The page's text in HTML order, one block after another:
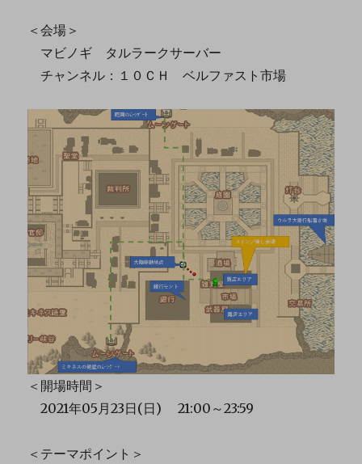
＜会場＞
マビノギ タルラークサーバー
チャンネル：１０ＣＨ ベルファスト市場
＜開場時間＞
2021年05月23日(日) 21:00～23:59
＜テーマポイント＞